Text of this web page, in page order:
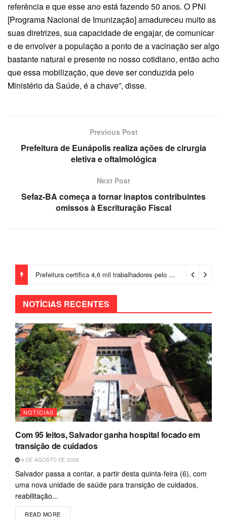
referência e que esse ano está fazendo 50 anos. O PNI
[Programa Nacional de Imunização] amadureceu muito as
suas diretrizes, sua capacidade de engajar, de comunicar
e de envolver a população a ponto de a vacinação ser algo
bastante natural e presente no nosso cotidiano, então acho
que essa mobilização, que deve ser conduzida pelo
Ministério da Saúde, é a chave”, disse.
Previous Post
Prefeitura de Eunápolis realiza ações de cirurgia
eletiva e oftalmológica
Next Post
Sefaz-BA começa a tornar inaptos contribuintes
omissos à Escrituração Fiscal
Prefeitura certifica 4,6 mil trabalhadores pelo programa Treinar para Empregar e realiza Feirão de Empregabilidade
NOTÍCIAS RECENTES
NOTÍCIAS
Com 95 leitos, Salvador ganha hospital focado em
transição de cuidados
6 DE AGOSTO DE 2026
Salvador passa a contar, a partir desta quinta-feira (6), com
uma nova unidade de saúde para transição de cuidados,
reabilitação...
READ MORE